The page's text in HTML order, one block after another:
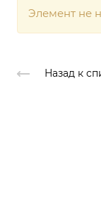
Элемент не
Назад к